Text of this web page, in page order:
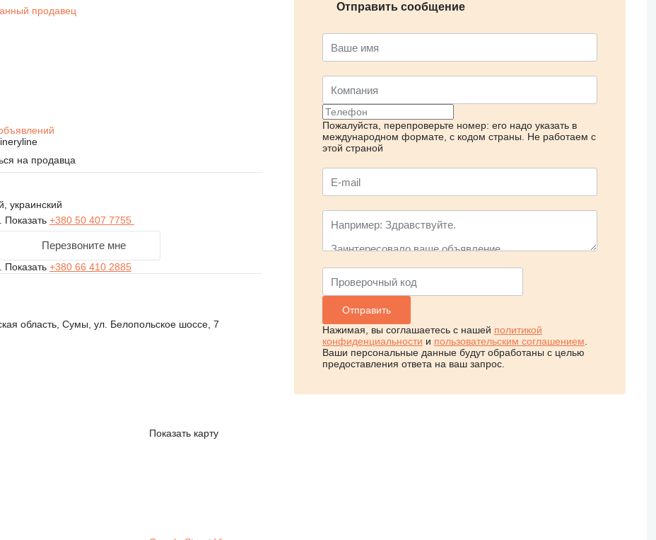
продавец
на продавца
украинский
Показать +380 50 407 7755
Перезвоните мне
Показать +380 66 410 2885
область, Сумы, ул. Белопольское шоссе, 7
Показать карту
Отправить сообщение
Пожалуйста, перепроверьте номер: его надо указать в
международном формате, с кодом страны.
Не работаем с
этой страной
Нажимая, вы соглашаетесь с нашей политикой
конфиденциальности и пользовательским соглашением
Ваши персональные данные будут обработаны с целью
предоставления ответа на ваш запрос.